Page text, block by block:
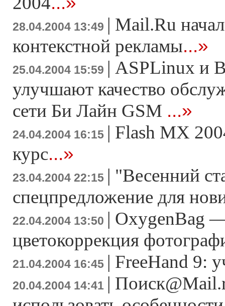
28.04.2004 13:49 | Mail.Ru
контекстной рекламы...»
25.04.2004 15:59 | ASPLinux и
улучшают качество
сети Би Лайн GSM ...»
24.04.2004 16:15 | Flash MX
курс...»
23.04.2004 22:15 | "Весенний
спецпредложение для
22.04.2004 13:50 | OxygenBag —
цветокоррекция
21.04.2004 16:45 | FreeHand 9:
20.04.2004 14:41 |